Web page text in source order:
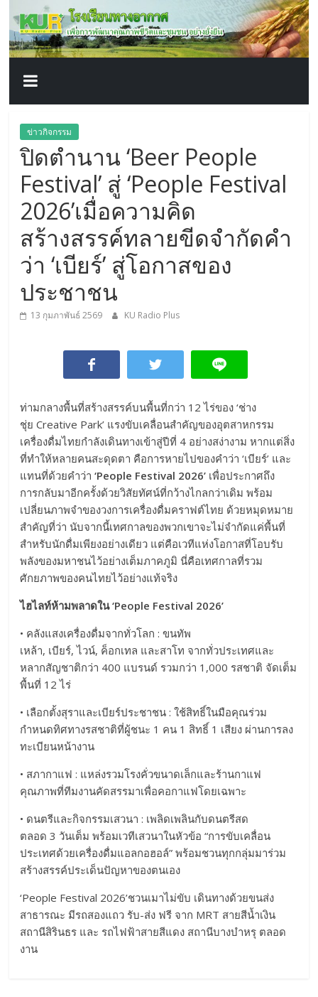
content
โรงเรียน
ทาง
อากาศ​
เพื่อ
พัฒนา
คุณภาพ
ชีวิต
ข่าวกิจกรรม
ปิดตำนาน ‘Beer People
Festival’ สู่ ‘People Festival
2026’เมื่อความคิด
สร้างสรรค์ทลายขีดจำกัดคำ
ว่า ‘เบียร์’ สู่โอกาสของ
ประชาชน
13 กุมภาพันธ์ 2569 KU Radio Plus
ท่ามกลางพื้นที่สร้างสรรค์บนพื้นที่กว่า 12 ไร่ของ ‘ช่าง
ชุ่ย Creative Park’ แรงขับเคลื่อนสำคัญของอุตสาหกรรม
เครื่องดื่มไทยกำลังเดินทางเข้าสู่ปีที่ 4 อย่างสง่างาม หากแต่สิ่ง
ที่ทำให้หลายคนสะดุดตา คือการหายไปของคำว่า ‘เบียร์’ และ
แทนที่ด้วยคำว่า‘People Festival 2026’ เพื่อประกาศถึง
การกลับมาอีกครั้งด้วยวิสัยทัศน์ที่กว้างไกลกว่าเดิม พร้อม
เปลี่ยนภาพจำของวงการเครื่องดื่มคราฟต์ไทย ด้วยหมุดหมาย
สำคัญที่ว่า นับจากนี้เทศกาลของพวกเขาจะไม่จำกัดแค่พื้นที่
สำหรับนักดื่มเพียงอย่างเดียว แต่คือเวทีแห่งโอกาสที่โอบรับ
พลังของมหาชนไว้อย่างเต็มภาคภูมิ นี่คือเทศกาลที่รวม
ศักยภาพของคนไทยไว้อย่างแท้จริง
ไฮไลท์ห้ามพลาดใน‘People Festival 2026’
• คลังแสงเครื่องดื่มจากทั่วโลก : ขนทัพ
เหล้า, เบียร์, ไวน์, ค็อกเทล และสาโท จากทั่วประเทศและ
หลากสัญชาติกว่า 400 แบรนด์ รวมกว่า 1,000 รสชาติ จัดเต็ม
พื้นที่ 12 ไร่
• เลือกตั้งสุราและเบียร์ประชาชน : ใช้สิทธิ์ในมือคุณร่วม
กำหนดทิศทางรสชาติที่ผู้ชนะ 1 คน 1 สิทธิ์ 1 เสียง ผ่านการลง
ทะเบียนหน้างาน
• สภากาแฟ : แหล่งรวมโรงคั่วขนาดเล็กและร้านกาแฟ
คุณภาพที่ทีมงานคัดสรรมาเพื่อคอกาแฟโดยเฉพาะ
• ดนตรีและกิจกรรมเสวนา : เพลิดเพลินกับดนตรีสด
ตลอด 3 วันเต็ม พร้อมเวทีเสวนาในหัวข้อ “การขับเคลื่อน
ประเทศด้วยเครื่องดื่มแอลกอฮอล์” พร้อมชวนทุกกลุ่มมาร่วม
สร้างสรรค์ประเด็นปัญหาของตนเอง
‘People Festival 2026’ชวนเมาไม่ขับ เดินทางด้วยขนส่ง
สาธารณะ มีรถสองแถว รับ-ส่ง ฟรี จาก MRT สายสีน้ำเงิน
สถานีสิรินธร และ รถไฟฟ้าสายสีแดง สถานีบางบำหรุ ตลอด
งาน